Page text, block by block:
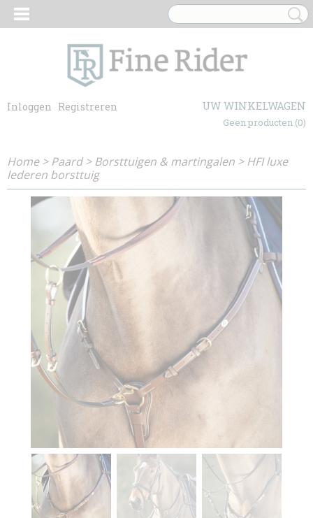
Inloggen Registreren UW WINKELWAGEN
Geen producten (0)
Home>Paard>Borsttuigen & martingalen >HFI luxe
lederen borsttuig